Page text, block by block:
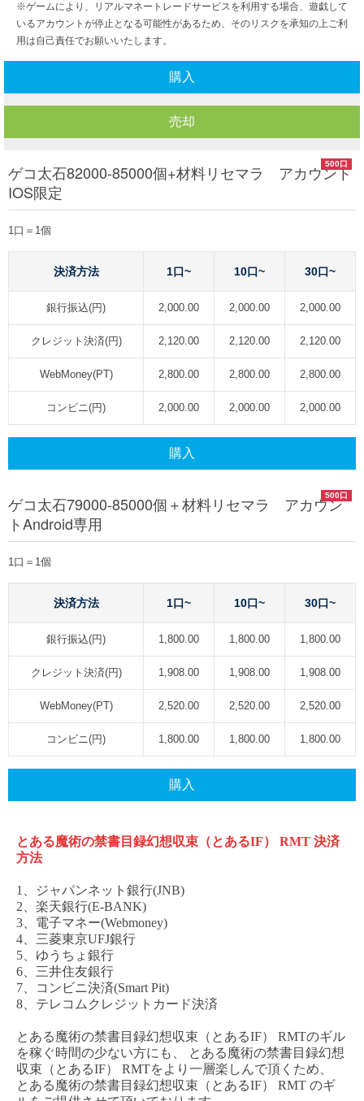
※ゲームにより、リアルマネートレードサービスを利用する場合、遊戯して
いるアカウントが停止となる可能性があるため、そのリスクを承知の上ご利
用は自己責任でお願いいたします。
購入
売却
500口
ゲコ太石82000-85000個+材料リセマラ アカウント
IOS限定
1口＝1個
決済方法 1口~ 10口~ 30口~
銀行振込(円) 2,000.00 2,000.00 2,000.00
クレジット決済(円) 2,120.00 2,120.00 2,120.00
WebMoney(PT) 2,800.00 2,800.00 2,800.00
コンビニ(円) 2,000.00 2,000.00 2,000.00
購入
500口
ゲコ太石79000-85000個＋材料リセマラ アカウン
トAndroid専用
1口＝1個
決済方法 1口~ 10口~ 30口~
銀行振込(円) 1,800.00 1,800.00 1,800.00
クレジット決済(円) 1,908.00 1,908.00 1,908.00
WebMoney(PT) 2,520.00 2,520.00 2,520.00
コンビニ(円) 1,800.00 1,800.00 1,800.00
購入
とある魔術の禁書目録幻想収束（とあるIF） RMT 決済
方法
1、ジャパンネット銀行(JNB)
2、楽天銀行(E-BANK)
3、電子マネー(Webmoney)
4、三菱東京UFJ銀行
5、ゆうちょ銀行
6、三井住友銀行
7、コンビニ決済(Smart Pit)
8、テレコムクレジットカード決済
とある魔術の禁書目録幻想収束（とあるIF） RMTのギル
を稼ぐ時間の少ない方にも、
とある魔術の禁書目録幻想
収束（とあるIF） RMTをより一層楽しんで頂くため、
とある魔術の禁書目録幻想収束（とあるIF） RMT のギ